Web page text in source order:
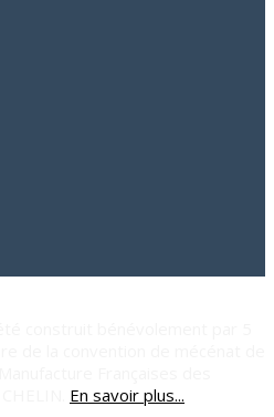
En savoir plus...